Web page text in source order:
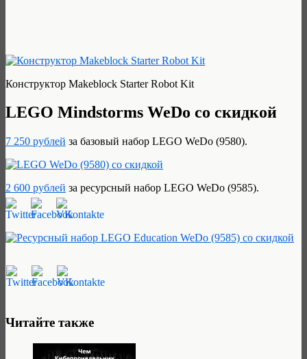
Конструктор Makeblock Starter Robot Kit
LEGO Mindstorms WeDo со скидкой
7 250 рублей за базовый набор LEGO WeDo (9580).
2 600 рублей за ресурсный набор LEGO WeDo (9585).
Читайте также